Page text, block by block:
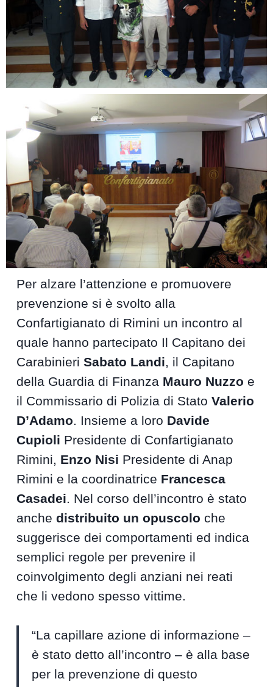
Per alzare l’attenzione e promuovere
prevenzione si è svolto alla
Confartigianato di Rimini un incontro al
quale hanno partecipato Il Capitano dei
CarabinieriSabato Landi, il Capitano
della Guardia di Finanza Mauro Nuzzo e
il Commissario di Polizia di StatoValerio
D’Adamo. Insieme a loro Davide
Cupioli Presidente di Confartigianato
Rimini, Enzo Nisi Presidente di Anap
Rimini e la coordinatrice Francesca
Casadei. Nel corso dell’incontro è stato
anchedistribuito un opuscolo che
suggerisce dei comportamenti ed indica
semplici regole per prevenire il
coinvolgimento degli anziani nei reati
che li vedono spesso vittime.
“La capillare azione di informazione –
è stato detto all’incontro – è alla base
per la prevenzione di questo